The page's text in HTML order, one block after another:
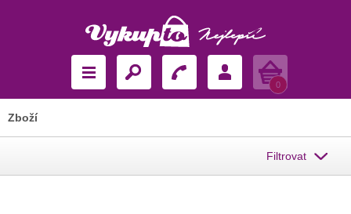
Košík
0
Zboží
Filtrovat